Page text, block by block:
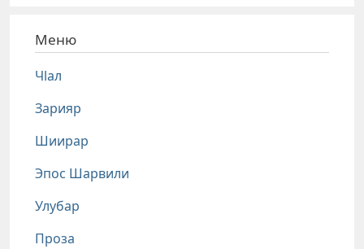
Меню
Чlал
Зарияр
Шиирар
Эпос Шарвили
Улубар
Проза